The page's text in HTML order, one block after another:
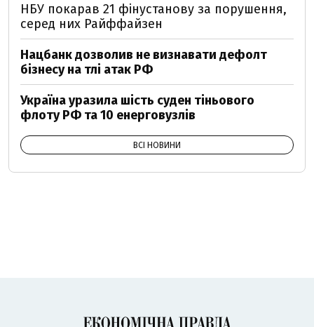
НБУ покарав 21 фінустанову за порушення,
серед них Райффайзен
Нацбанк дозволив не визнавати дефолт
бізнесу на тлі атак РФ
Україна уразила шість суден тіньового
флоту РФ та 10 енерговузлів
ВСІ НОВИНИ